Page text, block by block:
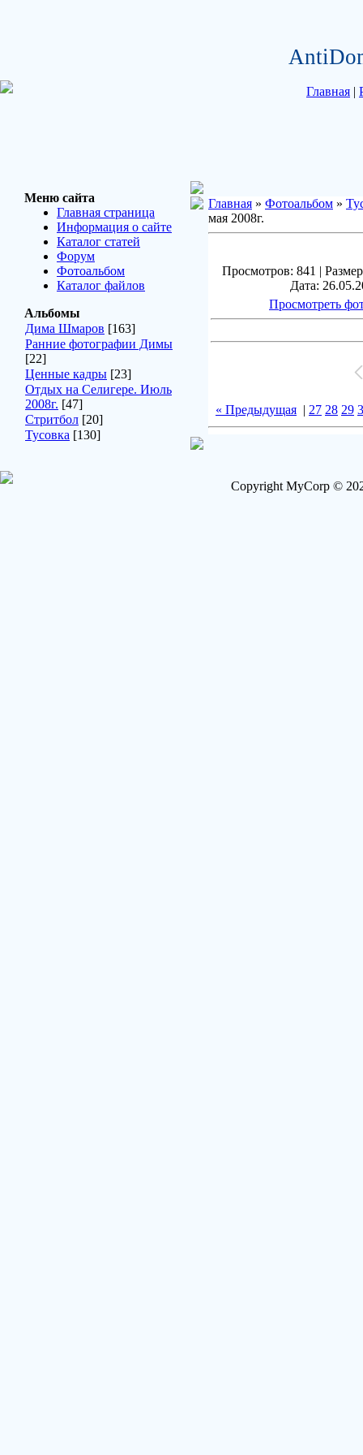
Главная |
Меню сайта
Главная страница
Информация о сайте
Каталог статей
Форум
Фотоальбом
Каталог файлов
Альбомы
Дима Шмаров [163]
Ранние фотографии Димы
[22]
Ценные кадры [23]
Отдых на Селигере. Июль
2008г. [47]
Стритбол [20]
Тусовка [130]
Главная » Фотоальбом »
мая 2008г.
Просмотров: 841 |
Дата:
Просмотреть
« Предыдущая | 27 28 29
Copyright MyCorp ©